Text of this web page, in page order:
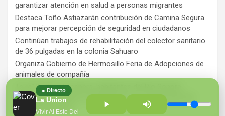
● Directo
La Union
Vivir Al Este Del
garantizar atención en salud a personas migrantes
Destaca Toño Astiazarán contribución de Camina Segura
para mejorar percepción de seguridad en ciudadanos
Continúan trabajos de rehabilitación del colector sanitario
de 36 pulgadas en la colonia Sahuaro
Organiza Gobierno de Hermosillo Feria de Adopciones de
animales de compañía
Ts ra12 años de espera, habitantes del Río Sonora
agradecen a Durazo y Sheinbaum por construcción de
Hospital Regional